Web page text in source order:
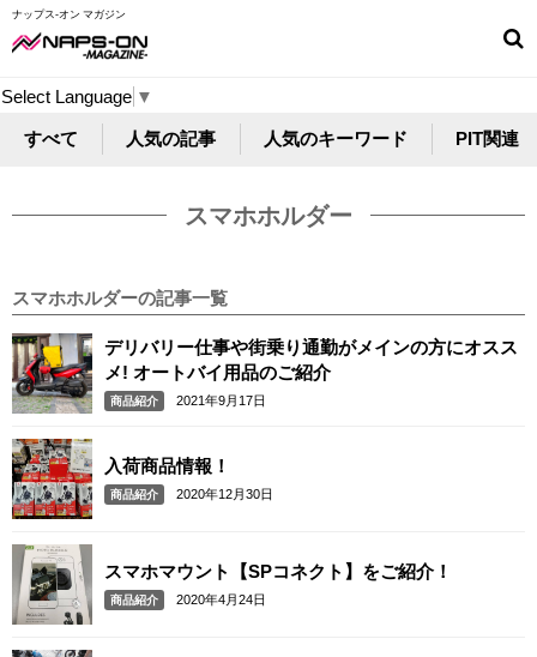
ナップス-オン マガジン
Select Language ▼
すべて 人気の記事 人気のキーワード PIT関連
スマホホルダー
スマホホルダーの記事一覧
デリバリー仕事や街乗り通勤がメインの方にオスス
メ! オートバイ用品のご紹介
商品紹介 2021年9月17日
入荷商品情報！
商品紹介 2020年12月30日
スマホマウント【SPコネクト】をご紹介！
商品紹介 2020年4月24日